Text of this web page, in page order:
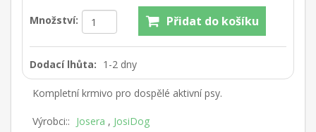
Množství:
Dodací lhůta: 1-2 dny
Kompletní krmivo pro dospělé aktivní psy.
Výrobci:: Josera , JosiDog